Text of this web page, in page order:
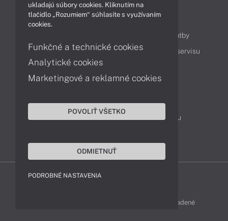
Obsah
Možnosti doručenia a platby
Podpora a servis
Servisné služby Cenník servisu
Kontakty
043 4224 771
Obchodné oddelenie
Reklamácia tovaru
LENOVO-SHOP © 2013 - 2026 Všetky práva vyhradené
ukladajú súbory cookies. Kliknutím na
tlačidlo „Rozumiem“ súhlasíte s využívaním
cookies.
Funkčné a technické cookies
Analytické cookies
Marketingové a reklamné cookies
POVOLIŤ VŠETKO
ODMIETNUŤ
PODROBNÉ NASTAVENIA